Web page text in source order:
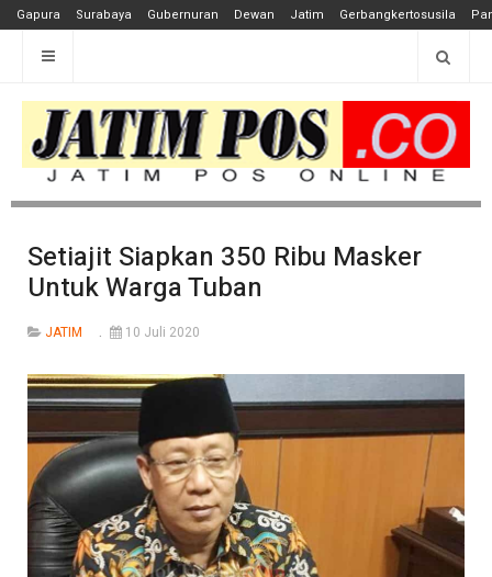
Gapura Surabaya Gubernuran Dewan Jatim Gerbangkertosusila
Setiajit Siapkan 350 Ribu Masker
Untuk Warga Tuban
JATIM 10 Juli 2020